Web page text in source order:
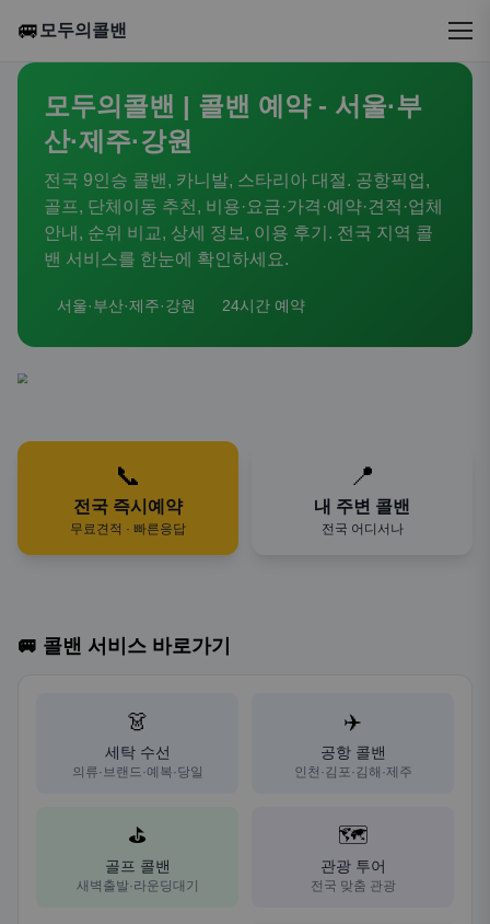
🚐 모두의콜밴
모두의콜밴 | 콜밴 예약 - 서울·부
산·제주·강원
전국 9인승 콜밴, 카니발, 스타리아 대절. 공항픽업,
골프, 단체이동 추천, 비용·요금·가격·예약·견적·업체
안내, 순위 비교, 상세 정보, 이용 후기. 전국 지역 콜
밴 서비스를 한눈에 확인하세요.
서울·부산·제주·강원 24시간 예약
📞
전국 즉시예약
무료견적 · 빠른응답
📍
내 주변 콜밴
전국 어디서나
🚐 콜밴 서비스 바로가기
👗
세탁 수선
의류·브랜드·예복·당일
✈️
공항 콜밴
인천·김포·김해·제주
⛳
골프 콜밴
새벽출발·라운딩대기
🗺️
관광 투어
전국 맞춤 관광